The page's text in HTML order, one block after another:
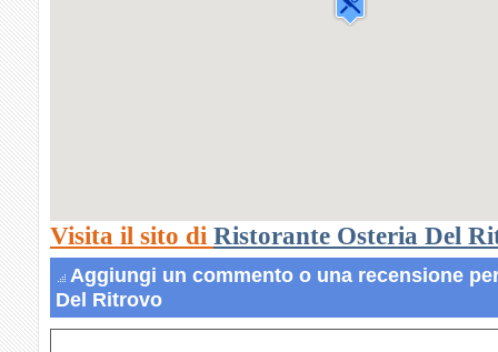
Visita il sito di Ristorante Osteria Del
Aggiungi un commento o una recensione
Del Ritrovo